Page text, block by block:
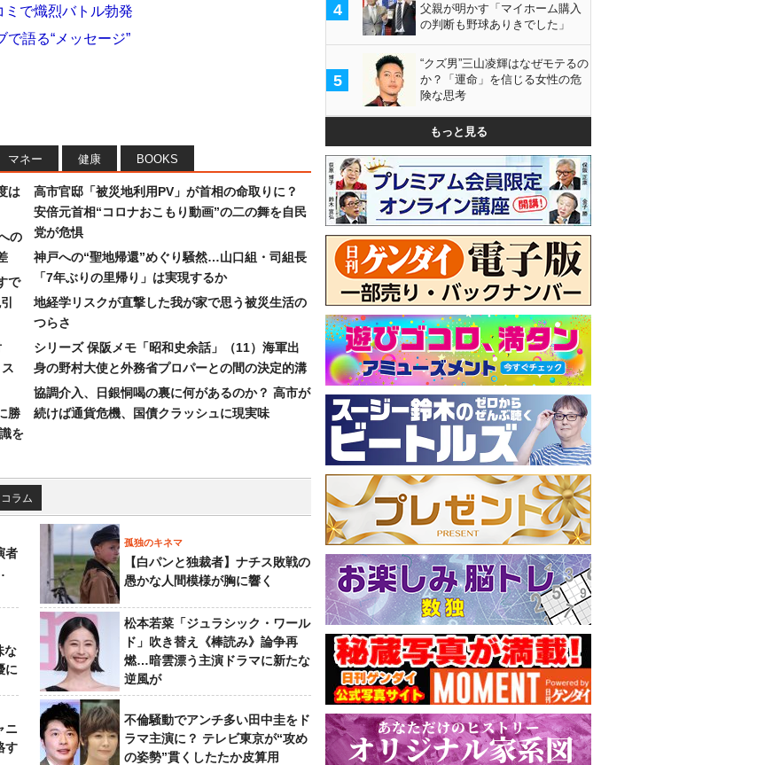
で熾烈バトル勃発
語る“メッセージ”
マネー 健康 BOOKS
は
の
で
勝
を
高市官邸「被災地利用PV」が首相の命取りに？
安倍元首相“コロナおこもり動画”の二の舞を自民
党が危惧
神戸への“聖地帰還”めぐり騒然…山口組・司組長
「7年ぶりの里帰り」は実現するか
地経学リスクが直撃した我が家で思う被災生活の
つらさ
シリーズ 保阪メモ「昭和史余話」（11）海軍出
身の野村大使と外務省プロパーとの間の決定的溝
協調介入、日銀恫喝の裏に何があるのか？ 高市が
続けば通貨危機、国債クラッシュに現実味
コラム
者
孤独のキネマ
【白パンと独裁者】ナチス敗戦の
愚かな人間模様が胸に響く
な
に
松本若菜「ジュラシック・ワール
ド」吹き替え《棒読み》論争再
燃…暗雲漂う主演ドラマに新たな
逆風が
ニ
す
不倫騒動でアンチ多い田中圭をド
ラマ主演に？ テレビ東京が“攻め
の姿勢”貫くしたたか皮算用
4
父親が明かす「マイホーム購入
の判断も野球ありきでした」
5
“クズ男”三山凌輝はなぜモテるの
か？「運命」を信じる女性の危
険な思考
もっと見る